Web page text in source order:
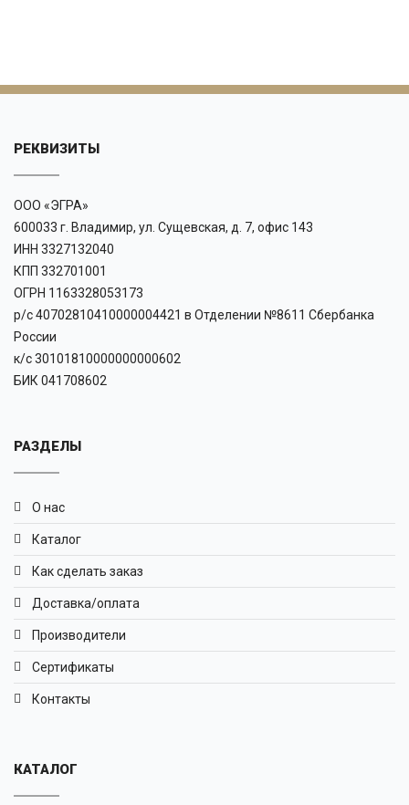
РЕКВИЗИТЫ
ООО «ЭГРА»
600033 г. Владимир, ул. Сущевская, д. 7, офис 143
ИНН 3327132040
КПП 332701001
ОГРН 1163328053173
р/с 40702810410000004421 в Отделении №8611 Сбербанка
России
к/с 30101810000000000602
БИК 041708602
РАЗДЕЛЫ
О нас
Каталог
Как сделать заказ
Доставка/оплата
Производители
Сертификаты
Контакты
КАТАЛОГ